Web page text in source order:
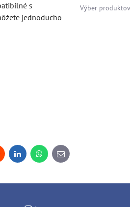
s
jednoducho
Výber
LinkedInWhatsApp
E-
mail